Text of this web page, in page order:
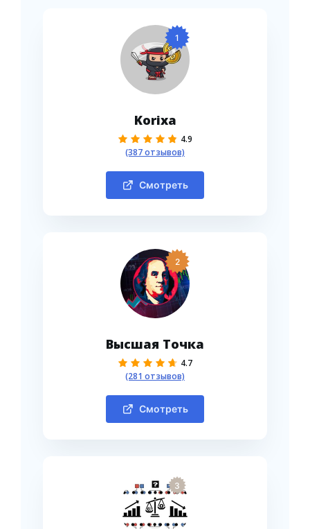
1
Korixa
4.9
(387 отзывов)
Смотреть
2
Высшая Точка
4.7
(281 отзывов)
Смотреть
3